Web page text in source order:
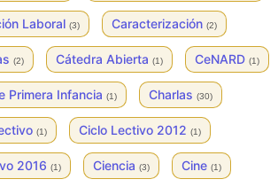
Laboral (3) Caracterización (2)
(2) Cátedra Abierta (1) CeNARD (1)
Primera Infancia (1) Charlas (30)
(1) Ciclo Lectivo 2012 (1)
2016 (1) Ciencia (3) Cine (1)